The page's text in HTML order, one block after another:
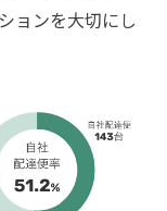
ョンを大切にし